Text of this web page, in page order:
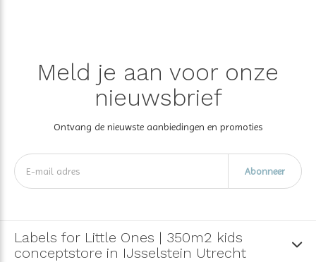
Meld je aan voor onze
nieuwsbrief
Ontvang de nieuwste aanbiedingen en promoties
Abonneer
Labels for Little Ones | 350m2 kids
conceptstore in IJsselstein Utrecht